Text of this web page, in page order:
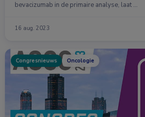
bevacizumab in de primaire analyse, laat …
16 aug. 2023
Congresnieuws Oncologie